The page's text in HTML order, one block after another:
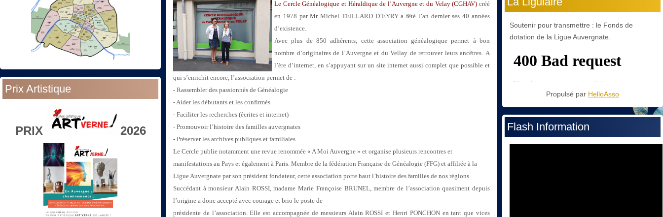
Prix Artistique
PRIX 2026
Le Cercle Généalogique et Héraldique de l’Auvergne et du Velay (CGHAV) créé
en 1978 par MrMichel TEILLARD D’EYRY a fêté l’an dernier ses 40 années
d’existence.
Avec plus de 850 adhérents, cette association généalogique permet à bon
nombre d’originairesde l’Auvergne et du Vellay de retrouver leurs ancêtres.A
l’ère d’internet, en s’appuyant sur un site internet aussi complet que possible et
qui s’enrichit encore, l’association permet de :
- Rassembler des passionnés de Généalogie
- Aider les débutants et les confirmés
- Faciliter les recherches (écrites et internet)
- Promouvoir l’histoire des familles auvergnates
- Préserver les archives publiques et familiales.
Le Cercle publie notamment une revue renommée « A Moi Auvergne » et organise plusieurs rencontres et
manifestations au Pays et également à Paris. Membre de la fédération Française de Généalogie (FFG) et affiliée à la
Ligue Auvergnate parson président fondateur, cette association porte haut l’histoire des familles de nos régions.
Succédant à monsieur Alain ROSSI, madame Marie Françoise BRUNEL, membre de l’association quasiment depuis
l’origine a donc accepté avec courage et brio le poste de
présidente de l’association. Elle est accompagnée de messieurs Alain ROSSI et Henri PONCHON en tant que vices
Soutenir pour transmettre : le Fonds de
dotation de la Ligue Auvergnate.
Propulsé par HelloAsso
Flash Information